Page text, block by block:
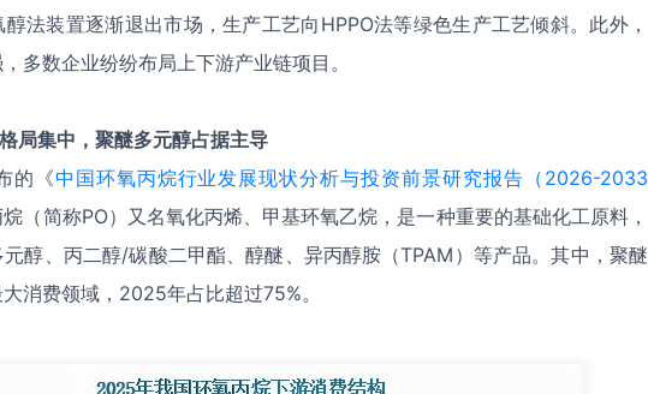
法装置逐渐退出市场，生产工艺向HPPO法等绿色生产工艺倾斜。此外，
多数企业纷纷布局上下游产业链项目。
局集中，聚醚多元醇占据主导
的《中国环氧丙烷行业发展现状分析与投资前景研究报告（2026-2033
（简称PO）又名氧化丙烯、甲基环氧乙烷，是一种重要的基础化工原料，
醇、丙二醇/碳酸二甲酯、醇醚、异丙醇胺（TPAM）等产品。其中，聚醚
消费领域，2025年占比超过75%。